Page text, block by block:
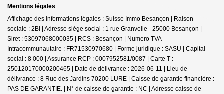
Mentions légales
Affichage des informations légales : Suisse Immo Besançon | Raison
sociale : 2BI | Adresse siège social : 1 rue Granvelle - 25000 Besançon |
Siret : 53097068000035 | RCS : Besançon | Numero TVA
Intracommunautaire : FR71530970680 | Forme juridique : SASU | Capital
social : 8 000 | Assurance RCP : 0007952581/0087 | Carte T :
250120170000200465 | Date de délivrance : 2026-06-11 | Lieu de
délivrance : 8 Rue des Jardins 70200 LURE | Caisse de garantie financière :
PAS DE GARANTIE. | N° de caisse de garantie : NC | Adresse caisse de